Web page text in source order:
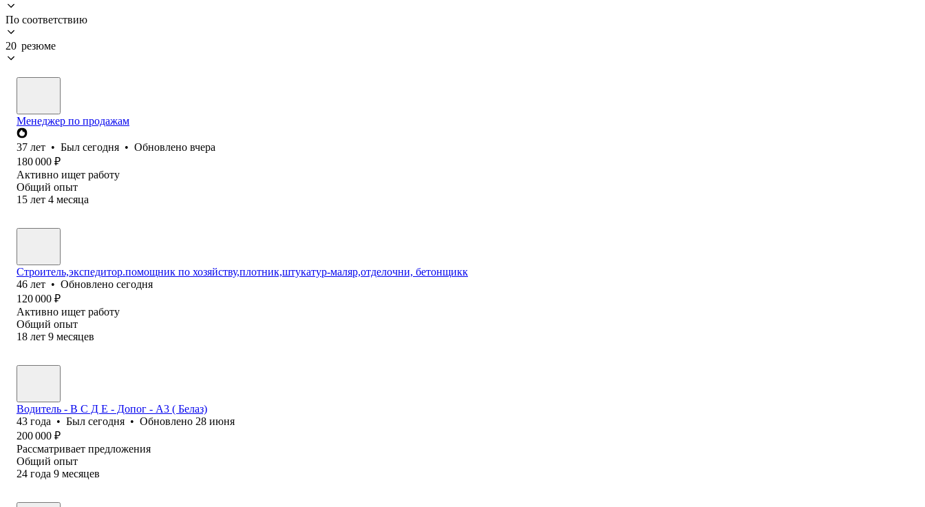
По соответствию
20 резюме
Менеджер по продажам
37 лет • Был сегодня • Обновлено вчера
180 000 ₽
Активно ищет работу
Общий опыт
15 лет 4 месяца
Строитель,экспедитор.помощник по хозяйству,плотник,штукатур-маляр,отделочни, бетонщикк
46 лет • Обновлено сегодня
120 000 ₽
Активно ищет работу
Общий опыт
18 лет 9 месяцев
Водитель - В С Д Е - Допог - А3 ( Белаз)
43 года • Был сегодня • Обновлено 28 июня
200 000 ₽
Рассматривает предложения
Общий опыт
24 года 9 месяцев